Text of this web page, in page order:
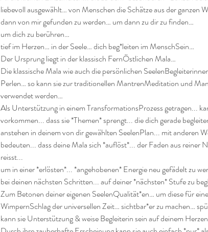
liebevoll ausgewählt… von Menschen die Schätze aus der ganzen
dann von mir gefunden zu werden… um dann zu dir zu finden…
um dich zu berühren…
tief im Herzen… in der Seele… dich beg*leiten im MenschSein…
Der Ursprung liegt in der klassisch FernÖstlichen Mala…
Die klassische Mala wie auch die persönlichen
Perlen… so kann sie zur traditionellen MantrenMeditation und
verwendet werden…
Als Unterstützung in einem TransformationsProzess getragen...
vorkommen... dass sie *Themen* sprengt... die dich gerade
anstehen in deinem von dir gewählten SeelenPlan... mit anderen
bedeuten... dass deine Mala sich *auflöst*... der Faden aus reiner
reisst...
um in einer *erlösten*... *angehobenen* Energie neu gefädelt zu
bei deinen nächsten Schritten... auf deiner *nächsten* Stufe zu
Zum Betonen deiner eigenen SeelenQualität*en… um diese für
WimpernSchlag der universellen Zeit… sichtbar*er zu machen…
kann sie Unterstützung & weise Begleiterin sein auf deinem